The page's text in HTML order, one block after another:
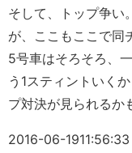
そして、トップ争い
が、ここもここで同
5号車はそろそろ、
う1スティントいく
プ対決が見られる
2016-06-1911:56:33